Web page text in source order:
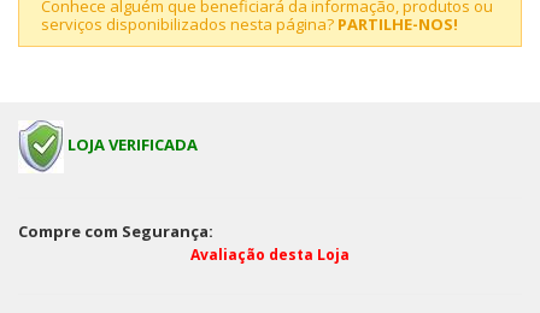
Conhece alguém que beneficiará da informação, produtos ou
serviços disponibilizados nesta página? PARTILHE-NOS!
LOJA VERIFICADA
Compre com Segurança:
Avaliação desta Loja